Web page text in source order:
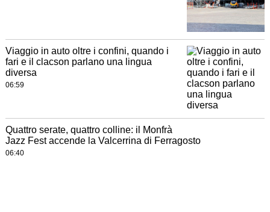
Viaggio in auto oltre i confini, quando i
fari e il clacson parlano una lingua
diversa
06:59
Quattro serate, quattro colline: il Monfrà
Jazz Fest accende la Valcerrina di Ferragosto
06:40